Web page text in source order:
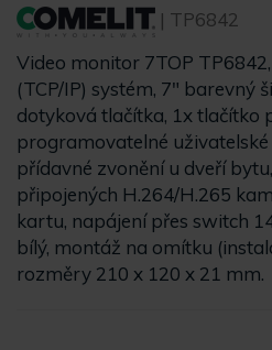
| TP6842
Video monitor 7TOP
(TCP/IP) systém, 7" barevný
dotyková tlačítka, 1x tlačítko
programovatelné
přídavné zvonění u dveří
připojených H.264/H.265
kartu, napájení přes switch
bílý, montáž na omítku
rozměry 210 x 120 x 21 mm.